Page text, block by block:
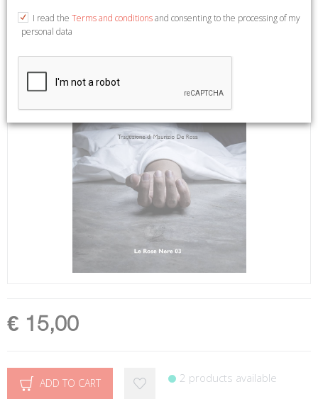
€ 15,00
ADD TO CART 2 products available
I read the Terms and conditionsand consenting to the processing of my
personal data